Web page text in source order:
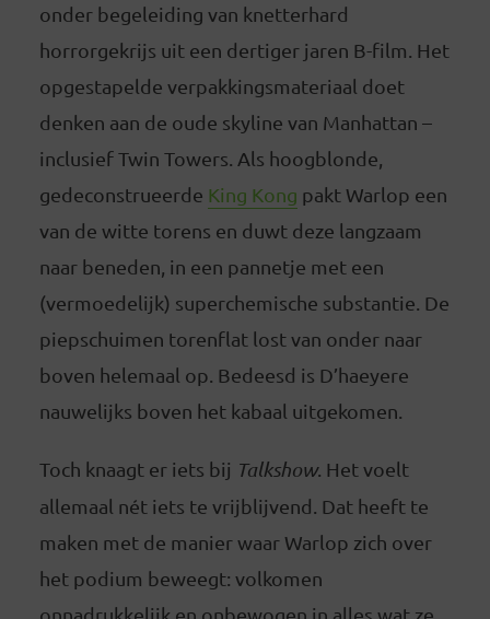
onder begeleiding van knetterhard
horrorgekrijs uit een dertiger jaren B-film. Het
opgestapelde verpakkingsmateriaal doet
denken aan de oude skyline van Manhattan –
inclusief Twin Towers. Als hoogblonde,
gedeconstrueerde King Kong pakt Warlop een
van de witte torens en duwt deze langzaam
naar beneden, in een pannetje met een
(vermoedelijk) superchemische substantie. De
piepschuimen torenflat lost van onder naar
boven helemaal op. Bedeesd is D’haeyere
nauwelijks boven het kabaal uitgekomen.
Toch knaagt er iets bij Talkshow. Het voelt
allemaal nét iets te vrijblijvend. Dat heeft te
maken met de manier waar Warlop zich over
het podium beweegt: volkomen
onnadrukkelijk en onbewogen in alles wat ze